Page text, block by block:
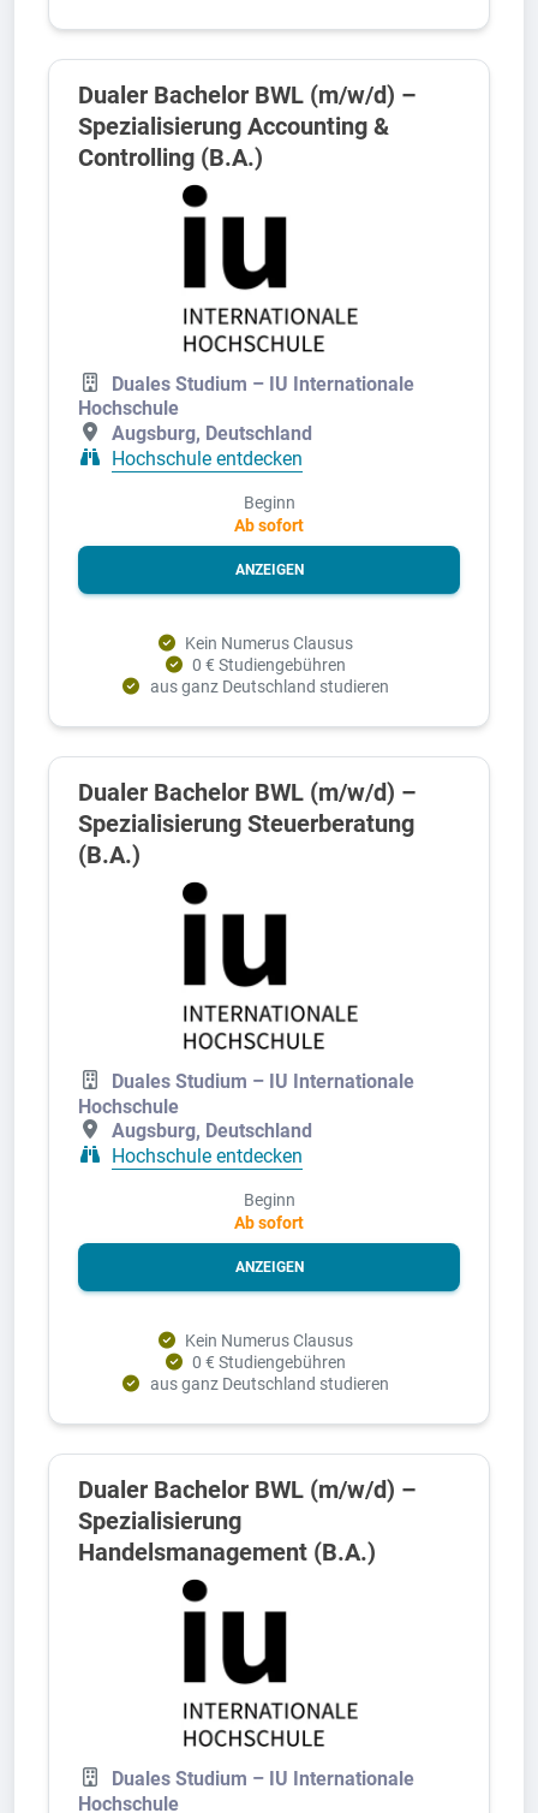
Dualer Bachelor BWL (m/w/d) –
Spezialisierung Accounting &
Controlling (B.A.)
Duales Studium – IU Internationale
Hochschule
Augsburg, Deutschland
Hochschule entdecken
Beginn
Ab sofort
ANZEIGEN
Kein Numerus Clausus
0 € Studiengebühren
aus ganz Deutschland studieren
Dualer Bachelor BWL (m/w/d) –
Spezialisierung Steuerberatung
(B.A.)
Duales Studium – IU Internationale
Hochschule
Augsburg, Deutschland
Hochschule entdecken
Beginn
Ab sofort
ANZEIGEN
Kein Numerus Clausus
0 € Studiengebühren
aus ganz Deutschland studieren
Dualer Bachelor BWL (m/w/d) –
Spezialisierung
Handelsmanagement (B.A.)
Duales Studium – IU Internationale
Hochschule